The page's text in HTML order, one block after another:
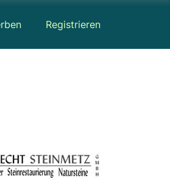
Registrieren